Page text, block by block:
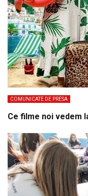
COMUNICATE DE PRESA
Ce filme noi vedem